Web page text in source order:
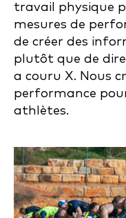
travail physique
mesures de
de créer des
plutôt que de
a couru X. Nous
performance
athlètes.